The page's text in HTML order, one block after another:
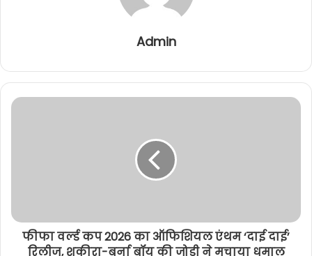
Admin
फीफा वर्ल्ड कप 2026 का ऑफिशियल एंथम ‘दाई दाई’
रिलीज, शकीरा-बर्ना बॉय की जोड़ी ने मचाया धमाल